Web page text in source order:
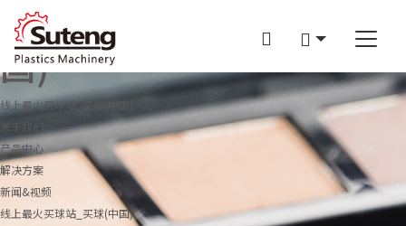
线上最火买球站_买球(中
国)
线上最火买球站_买球(中国)
关于我们
企业介绍
线上最火买球站_买球(中国)
服务&支持
产品中心
SM-II系列
高效果框专用机
制笔专用注塑成型机
解决方案
光学领域
制笔领域
新闻&视频
企业新闻
线上最火买球站_买球(中国)